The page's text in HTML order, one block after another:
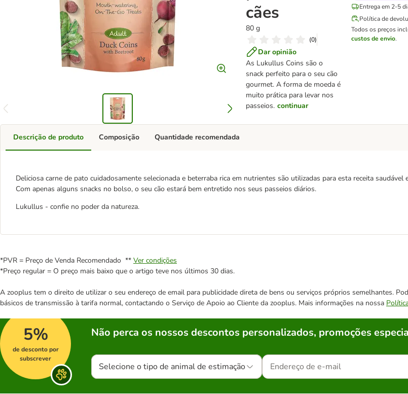
cães
80 g
(0)
Dar opinião
As Lukullus Coins são o
snack perfeito para o seu cão
gourmet. A forma de moeda é
muito prática para levar nos
passeios. continuar
Entrega em 2-5
Política de
Todos os preços
custos de envio.
Descrição de produto
Deliciosa carne de pato cuidadosamente selecionada e beterraba rica em nutrientes são utilizadas para esta receita saudável
Com apenas alguns snacks no bolso, o seu cão estará bem entretido nos seus passeios diários.
Lukullus - confie no poder da natureza.
Composição Quantidade recomendada
*PVR = Preço de Venda Recomendado ** Ver condições
*Preço regular = O preço mais baixo que o artigo teve nos últimos 30 dias.
A zooplus tem o direito de utilizar o seu endereço de email para publicidade direta de bens ou serviços próprios semelhantes.
básicos de transmissão à tarifa normal, contactando o Serviço de Apoio ao Cliente da zooplus. Mais informações na nossa
5%
de desconto por
subscrever
Não perca os nossos descontos personalizados, promoções
Selecione o tipo de animal de estimação